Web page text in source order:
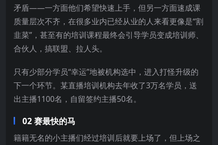
矛盾——一方面他们希望快速上手，但另一方面速成课
质量层次不齐，在很多业内已经从业的人来看更像是“割
韭菜”，甚至有的培训课程最终会引导学员变成培训师、
合伙人，搞联盟、拉人头。
只有少部分学员“幸运”地被机构选中，进入打怪升级的
下一个环节。某直播培训机构去年收了3万名学员，送
出主播1100名，自留签约主播50名。
02 赛最快的马
籍籍无名的小主播们经过培训后就要上场了，但上场之